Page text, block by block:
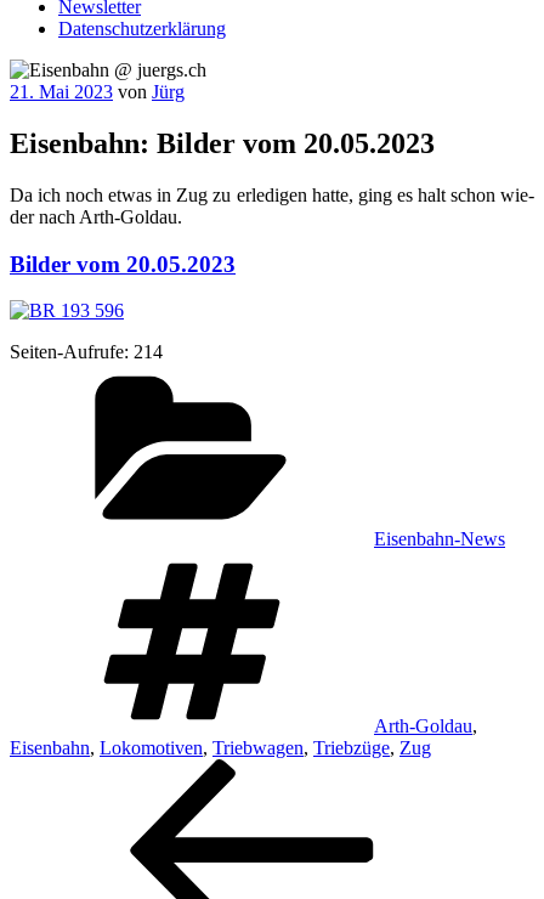
Newsletter
Datenschutzerklärung
Veröffentlicht
21. Mai 2023 von Jürg
Eisenbahn: Bilder vom 20.05.2023
Da ich noch etwas in Zug zu erle­di­gen hat­te, ging es halt schon wie­
der nach Arth-Goldau.
Bilder vom 20.05.2023
Sei­ten-Auf­ru­fe: 214
Eisenbahn-News
Arth-Goldau,
Eisenbahn, Lokomotiven, Triebwagen, Triebzüge, Zug
Beitragsnavigation